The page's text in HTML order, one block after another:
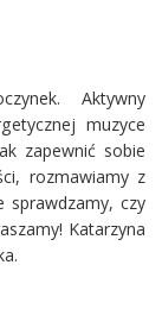
Aktywny
muzyce
zapewnić sobie
rozmawiamy z
sprawdzamy, czy
Katarzyna